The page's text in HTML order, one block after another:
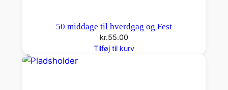
50 middage til hverdgag og Fest
kr.55.00
Tilføj til kurv